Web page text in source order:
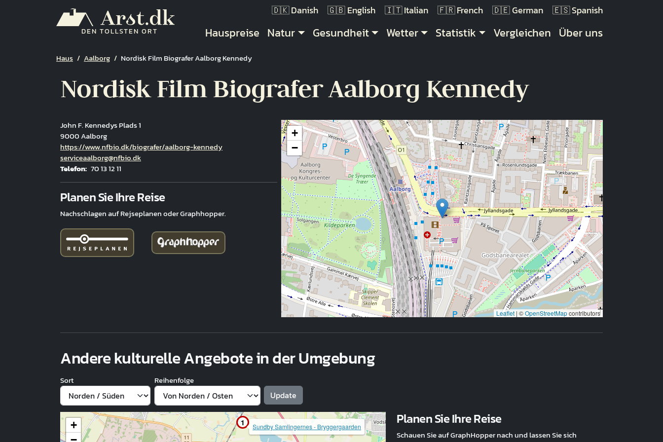
DEN TOLLSTEN ORT
Danish English Italian French German Spanish
Hauptnavigation
Hauspreise Natur Gesundheit Wetter Statistik Vergleichen Über uns
Pfadnavigation
Haus Aalborg Nordisk Film Biografer Aalborg Kennedy
Nordisk Film Biografer Aalborg Kennedy
John F. Kennedys Plads 1
9000 Aalborg
Hjemmeside
https://www.nfbio.dk/biografer/aalborg-kennedy
E-Mail
serviceaalborg@nfbio.dk
Telefon 70 13 12 11
Planen Sie Ihre Reise
Nachschlagen auf Rejseplanen oder Graphhopper.
+
−
Leaflet | ©OpenStreetMapcontributors
Andere kulturelle Angebote in der Umgebung
Sort Reihenfolge
1 Sundby Samlingernes - Bryggergaarden
+
Planen Sie Ihre Reise
Schauen Sie auf GraphHopper nach und lassen Sie sich